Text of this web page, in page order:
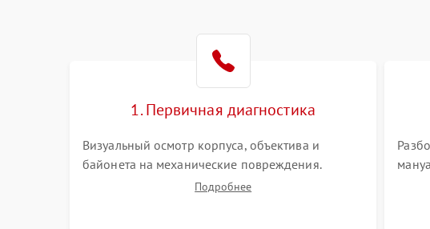
1. Первичная диагностика
Визуальный осмотр корпуса, объектива и
байонета на механические повреждения.
Проверка реакции на включение, считывание
Подробнее